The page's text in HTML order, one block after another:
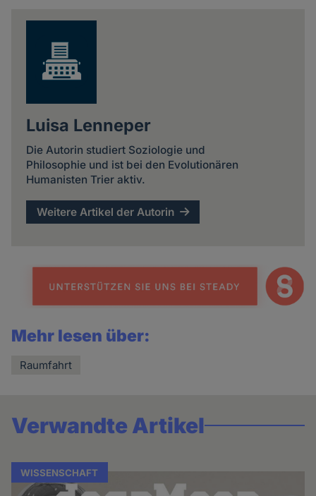
Luisa Lenneper
Die Autorin studiert Soziologie und
Philosophie und ist bei den Evolutionären
Humanisten Trier aktiv.
Weitere Artikel der Autorin
Mehr lesen über:
Raumfahrt
Verwandte Artikel
WISSENSCHAFT